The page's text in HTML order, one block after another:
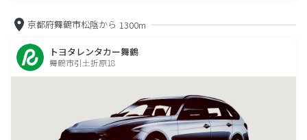
京都府舞鶴市松陰から 1300m
トヨタレンタカー舞鶴
舞鶴市引土折原18